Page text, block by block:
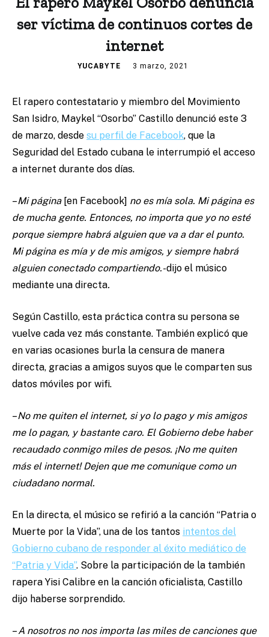
ser víctima de continuos cortes de
internet
YUCABYTE 3 marzo, 2021
El rapero contestatario y miembro del Movimiento
San Isidro, Maykel “Osorbo” Castillo denunció este 3
de marzo, desde su perfil de Facebook, que la
Seguridad del Estado cubana le interrumpió el acceso
a internet durante dos días.
–Mi página[en Facebook] no es mía sola. Mi página es
de mucha gente. Entonces, no importa que yo no esté
porque siempre habrá alguien que va a dar el punto.
Mi página es mía y de mis amigos, y siempre habrá
alguien conectado compartiendo.-dijo el músico
mediante una directa.
Según Castillo, esta práctica contra su persona se
vuelve cada vez más constante. También explicó que
en varias ocasiones burla la censura de manera
directa, gracias a amigos suyos que le comparten sus
datos móviles por wifi.
–No me quiten el internet, si yo lo pago y mis amigos
me lo pagan, y bastante caro. El Gobierno debe haber
recaudado conmigo miles de pesos. ¡No me quiten
más el internet! Dejen que me comunique como un
ciudadano normal.
En la directa, el músico se refirió a la canción “Patria o
Muerte por la Vida”, una de los tantos intentos del
Gobierno cubano de responder al éxito mediático de
“Patria y Vida”. Sobre la participación de la también
rapera Yisi Calibre en la canción oficialista, Castillo
dijo haberse sorprendido.
–A nosotros no nos importa las miles de canciones que